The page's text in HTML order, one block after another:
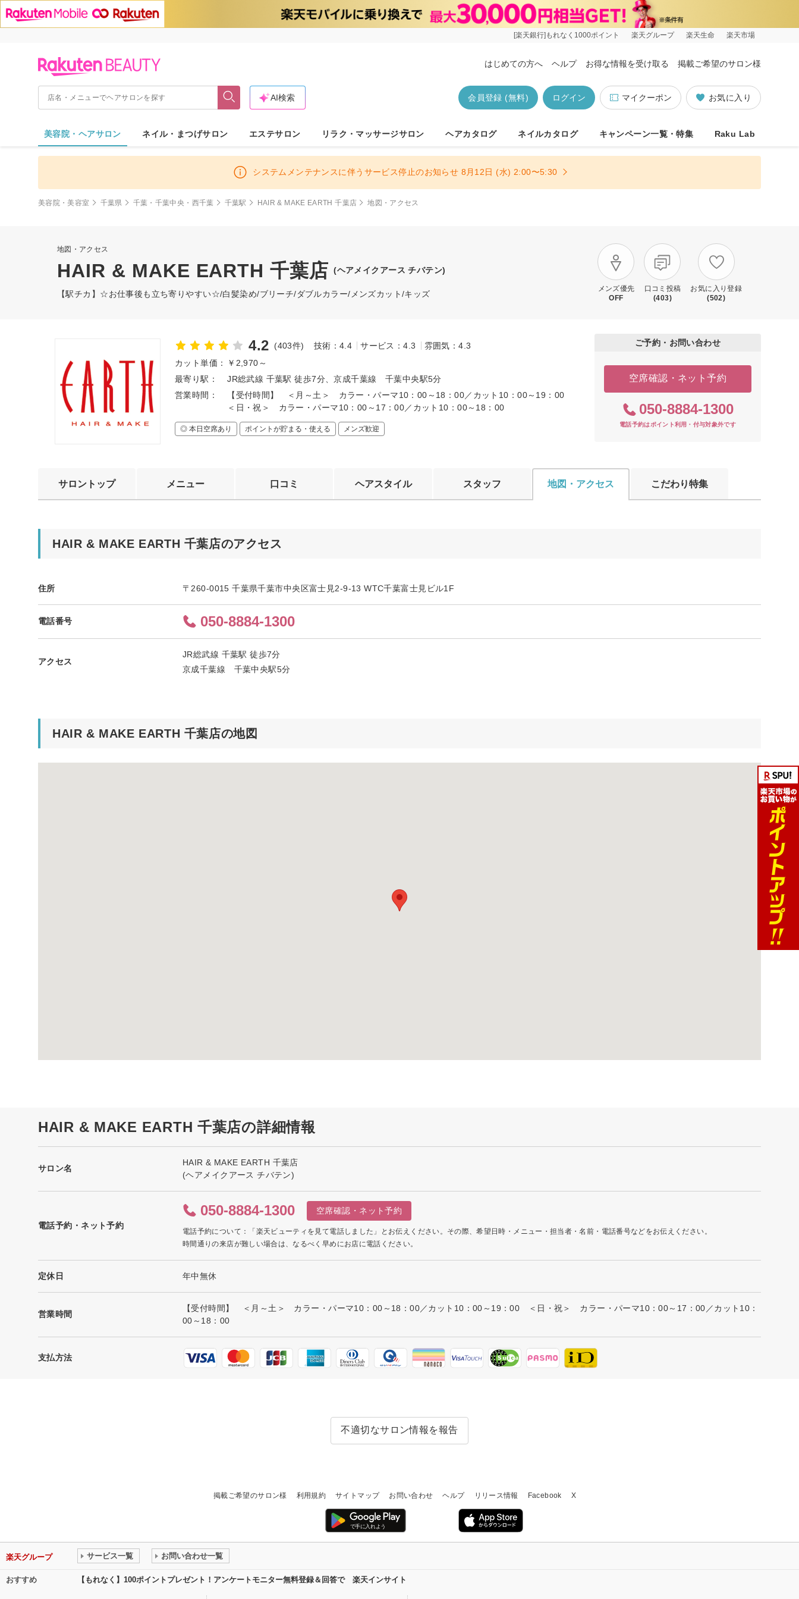
[楽天銀行]もれなく1000ポイント 楽天グループ 楽天生命 楽天市場
はじめての方へ ヘルプ お得な情報を受け取る 掲載ご希望のサロン様
お気に入り
マイクーポン
ログイン
会員登録 (無料)
AI検索
美容院・ヘアサロン ネイル・まつげサロン エステサロン リラク・マッサージサロン ヘアカタログ ネイルカタログ キャンペーン一覧・特集 Raku Lab
システムメンテナンスに伴うサービス停止のお知らせ 8月12日 (水) 2:00〜5:30
美容院・美容室 千葉県 千葉・千葉中央・西千葉 千葉駅 HAIR & MAKE EARTH 千葉店 地図・アクセス
地図・アクセス
HAIR & MAKE EARTH 千葉店 (ヘアメイクアース チバテン)
【駅チカ】☆お仕事後も立ち寄りやすい☆/白髪染め/ブリーチ/ダブルカラー/メンズカット/キッズ
メンズ優先
OFF
口コミ投稿
(403)
お気に入り登録
(502)
4.2 (403件) 技術：4.4 サービス：4.3
雰囲気：4.3
カット単価：
￥2,970～
最寄り駅：
JR総武線 千葉駅 徒歩7分、京成千葉線 千葉中央駅5分
営業時間：
【受付時間】 ＜月～土＞ カラー・パーマ10：00～18：00／カット10：00～19：00
＜日・祝＞ カラー・パーマ10：00～17：00／カット10：00～18：00
◎ 本日空席あり ポイントが貯まる・使える メンズ歓迎
ご予約・お問い合わせ
空席確認・ネット予約
050-8884-1300
電話予約はポイント利用・付与対象外です
サロントップ メニュー 口コミ ヘアスタイル スタッフ 地図・アクセス こだわり特集
HAIR & MAKE EARTH 千葉店のアクセス
住所 〒260-0015 千葉県千葉市中央区富士見2-9-13 WTC千葉富士見ビル1F
電話番号 050-8884-1300
アクセス
JR総武線 千葉駅 徒歩7分
京成千葉線 千葉中央駅5分
HAIR & MAKE EARTH 千葉店の地図
HAIR & MAKE EARTH 千葉店の詳細情報
サロン名
HAIR & MAKE EARTH 千葉店
(ヘアメイクアース チバテン)
電話予約・ネット予約
050-8884-1300 空席確認・ネット予約
電話予約について：「楽天ビューティを見て電話しました」とお伝えください。その際、希望日時・メニュー・担当者・名前・電話番号などをお伝えください。
時間通りの来店が難しい場合は、なるべく早めにお店に電話ください。
定休日 年中無休
営業時間
【受付時間】 ＜月～土＞ カラー・パーマ10：00～18：00／カット10：00～19：00 ＜日・祝＞ カラー・パーマ10：00～17：00／カット10：
00～18：00
支払方法
不適切なサロン情報を報告
掲載ご希望のサロン様 利用規約 サイトマップ お問い合わせ ヘルプ リリース情報 Facebook X
楽天グループ サービス一覧 お問い合わせ一覧
おすすめ 【もれなく】100ポイントプレゼント！アンケートモニター無料登録＆回答で 楽天インサイト